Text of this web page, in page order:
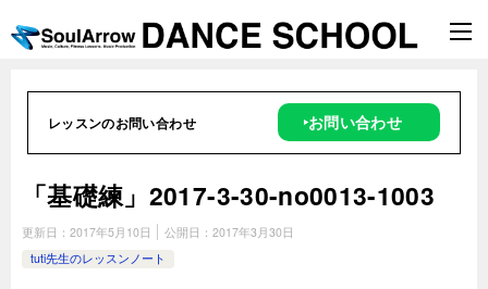
レッスンのお問い合わせ ‣お問い合わせ
「基礎練」2017-3-30-no0013-1003
更新日： 2017年5月10日 公開日： 2017年3月30日
tuti先生のレッスンノート